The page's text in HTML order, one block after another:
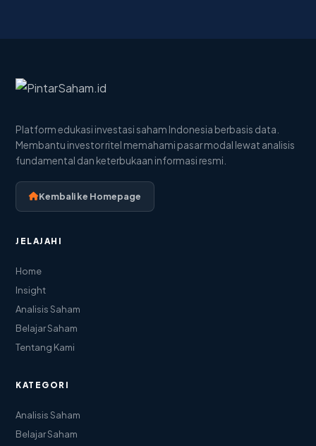
Platform edukasi investasi saham Indonesia berbasis data.
Membantu investor ritel memahami pasar modal lewat analisis
fundamental dan keterbukaan informasi resmi.
Kembali ke Homepage
JELAJAHI
Home
Insight
Analisis Saham
Belajar Saham
Tentang Kami
KATEGORI
Analisis Saham
Belajar Saham